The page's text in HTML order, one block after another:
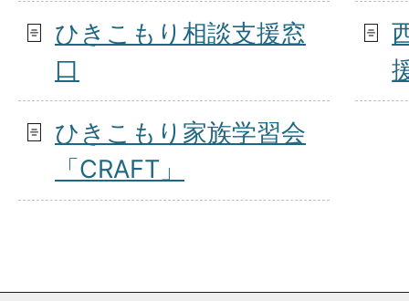
ひきこもり相談支援窓
口
ひきこもり家族学習会
「CRAFT」